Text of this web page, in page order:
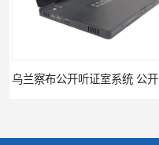
证室系统 公开化 黄石公开